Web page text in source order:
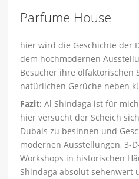
Parfume House
hier wird die Geschichte der
dem hochmodernen
Besucher ihre olfaktorischen
natürlichen Gerüche neben
Fazit: Al Shindaga ist für
hier versucht der Scheich
Dubais zu besinnen und
modernen Ausstellungen, 3-
Workshops in historischen
Shindaga absolut